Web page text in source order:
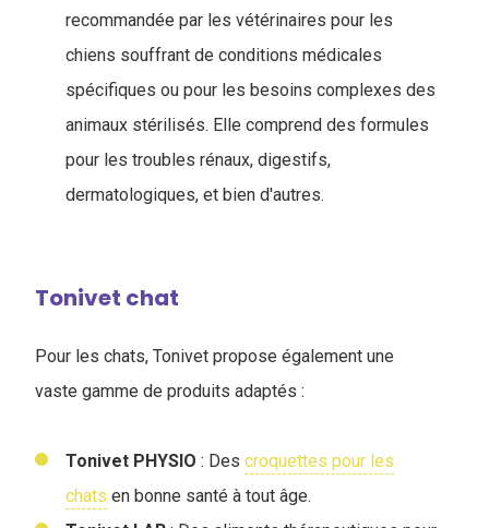
recommandée par les vétérinaires pour les
chiens souffrant de conditions médicales
spécifiques ou pour les besoins complexes des
animaux stérilisés. Elle comprend des formules
pour les troubles rénaux, digestifs,
dermatologiques, et bien d'autres.
Tonivet chat
Pour les chats, Tonivet propose également une
vaste gamme de produits adaptés :
Tonivet PHYSIO : Des croquettes pour les
chats en bonne santé à tout âge.